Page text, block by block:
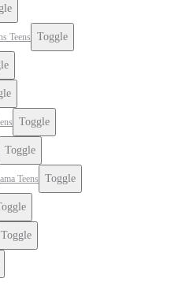
Teens Toggle
Toggle
Toggle
Teens Toggle
Toggle